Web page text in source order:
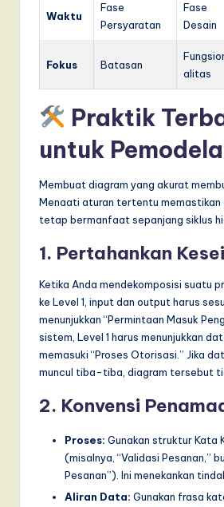
Waktu
Fase
Persyaratan
Fase
Desain
Fokus Batasan
alitas
Praktik
untuk
Membuat diagram yang akurat
Menaati aturan tertentu memastikan
tetap bermanfaat sepanjang siklus
1. Pertahankan
Ketika Anda mendekomposisi suatu
ke Level 1, input dan output harus
menunjukkan “Permintaan Masuk
sistem, Level 1 harus menunjukkan
memasuki “Proses Otorisasi.” Jika
muncul tiba-tiba, diagram tersebut
2. Konvensi
Proses: Gunakan struktur Kata
(misalnya, “Validasi Pesanan,”
Pesanan”). Ini menekankan
Aliran Data: Gunakan frasa